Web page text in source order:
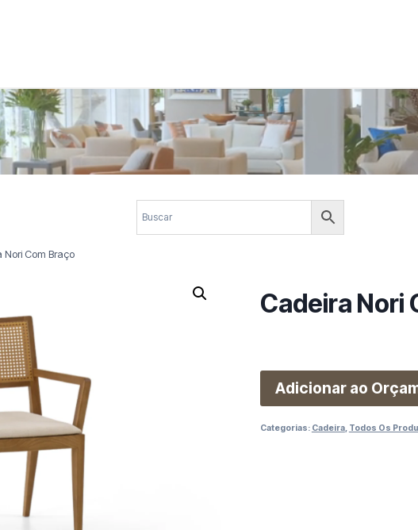
e corporativos com elegância, funcionalidade e personalidade.
design.
Nori Com Braço
Cadeira Nori
Adicionar ao
Categorias: Cadeira, Todos Os